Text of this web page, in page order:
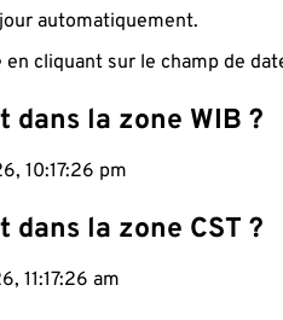
automatiquement.
cliquant sur le champ de
la zone WIB ?
10:17:27 pm
la zone CST ?
11:17:27 am